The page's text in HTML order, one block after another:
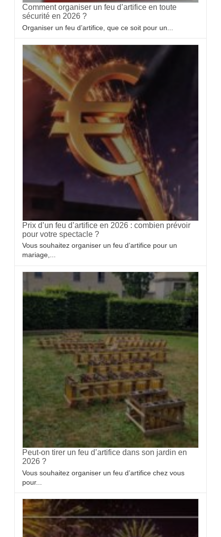
Comment organiser un feu d’artifice en toute
sécurité en 2026 ?
Organiser un feu d’artifice, que ce soit pour un...
Prix d’un feu d’artifice en 2026 : combien prévoir
pour votre spectacle ?
Vous souhaitez organiser un feu d’artifice pour un
mariage,...
Peut-on tirer un feu d’artifice dans son jardin en
2026 ?
Vous souhaitez organiser un feu d’artifice chez vous
pour...